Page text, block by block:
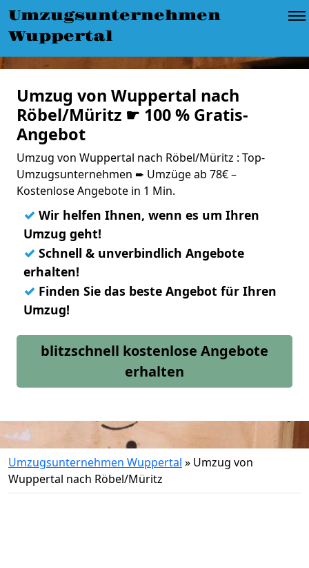
Umzugsunternehmen
Wuppertal
Umzug von Wuppertal nach
Röbel/Müritz ☛ 100 % Gratis-
Angebot
Umzug von Wuppertal nach Röbel/Müritz : Top-
Umzugsunternehmen ➨ Umzüge ab 78€ –
Kostenlose Angebote in 1 Min.
✓ Wir helfen Ihnen, wenn es um Ihren
Umzug geht!
✓ Schnell & unverbindlich Angebote
erhalten!
✓ Finden Sie das beste Angebot für Ihren
Umzug!
blitzschnell kostenlose Angebote
erhalten
Umzugsunternehmen Wuppertal » Umzug von
Wuppertal nach Röbel/Müritz